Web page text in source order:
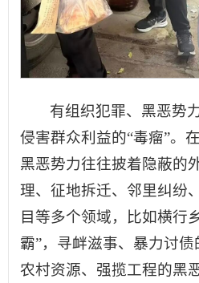
有组织犯罪、黑恶势
侵害群众利益的“毒瘤”。
黑恶势力往往披着隐蔽的
理、征地拆迁、邻里纠纷
目等多个领域，比如横行
霸”，寻衅滋事、暴力讨
农村资源、强揽工程的黑